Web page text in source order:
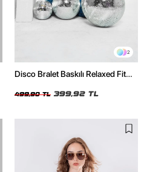
2
Disco Bralet Baskılı Relaxed Fit
499,90 TL 399,92 TL